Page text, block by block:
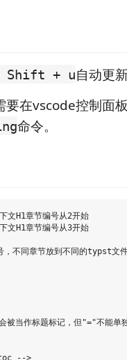
Shift + u自动更
要在vscode控制面
命令。
文H1章节编号从2开始
文H1章节编号从3开始
，不同章节放到不同的typst文
当作标题标记，但"="不能单
-->